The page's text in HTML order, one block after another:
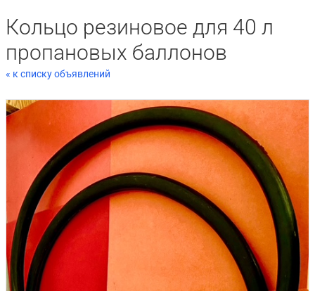
Кольцо резиновое для 40 л
пропановых баллонов
« к списку объявлений